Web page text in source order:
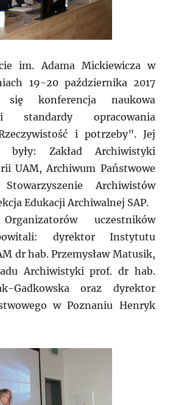
im. Adama Mickiewicza w
19-20 października 2017
konferencja naukowa
standardy opracowania
i potrzeby”. Jej
były: Zakład Archiwistyki
UAM, Archiwum Państwowe
Archiwistów
Edukacji Archiwalnej SAP.
uczestników
dyrektor Instytutu
dr hab. Przemysław Matusik,
Archiwistyki prof. dr hab.
Gadkowska oraz dyrektor
w Poznaniu Henryk